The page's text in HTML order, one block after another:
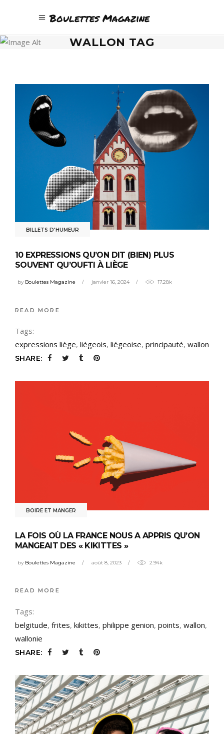
Boulettes Magazine
WALLON TAG
BILLETS D'HUMEUR
10 EXPRESSIONS QU’ON DIT (BIEN) PLUS
SOUVENT QU’OUFTI À LIÈGE
by Boulettes Magazine janvier 16, 2024 17.28k
READ MORE
Tags:
expressions liège, liégeois, liégeoise, principauté, wallon
SHARE:
BOIRE ET MANGER
LA FOIS OÙ LA FRANCE NOUS A APPRIS QU’ON
MANGEAIT DES « KIKITTES »
by Boulettes Magazine août 8, 2023 2.94k
READ MORE
Tags:
belgitude, frites, kikittes, philippe genion, points, wallon,
wallonie
SHARE: